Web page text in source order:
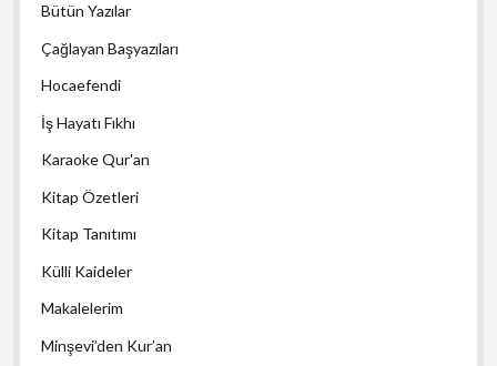
Bütün Yazılar
Çağlayan Başyazıları
Hocaefendi
İş Hayatı Fıkhı
Karaoke Qur'an
Kitap Özetleri
Kitap Tanıtımı
Külli Kaideler
Makalelerim
Minşevi’den Kur’an